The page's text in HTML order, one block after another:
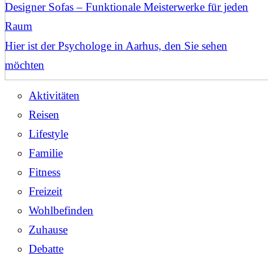
Designer Sofas – Funktionale Meisterwerke für jeden
Raum
Hier ist der Psychologe in Aarhus, den Sie sehen
möchten
Aktivitäten
Reisen
Lifestyle
Familie
Fitness
Freizeit
Wohlbefinden
Zuhause
Debatte